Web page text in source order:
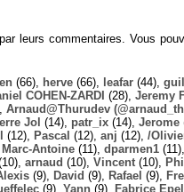
leurs commentaires. Vous
(66), herve (66), leafar (44),
COHEN-ZARDI (28), Jeremy
Arnaud@Thurudev
Jol (14), patr_ix (14), Jerome
(12), Pascal (12), anj (12), /
Marc-Antoine (11), dparmen1 (11),
arnaud (10), Vincent (10),
(9), David (9), Rafael (9),
(9), Yann (9), Fabrice